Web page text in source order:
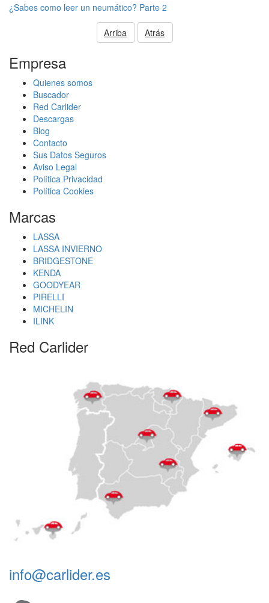
¿Sabes como leer un neumático? Parte 2
Arriba Atrás
Empresa
Quienes somos
Buscador
Red Carlider
Descargas
Blog
Contacto
Sus Datos Seguros
Aviso Legal
Política Privacidad
Política Cookies
Marcas
LASSA
LASSA INVIERNO
BRIDGESTONE
KENDA
GOODYEAR
PIRELLI
MICHELIN
ILINK
Red Carlider
info@carlider.es